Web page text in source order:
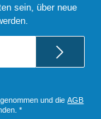
sein, über neue
und dieAGB
*